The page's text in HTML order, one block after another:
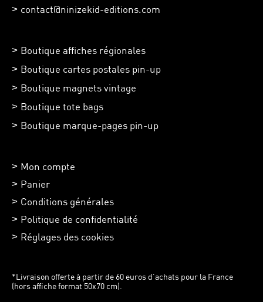
contact@ninizekid-editions.com
Boutique affiches régionales
Boutique cartes postales pin-up
Boutique magnets vintage
Boutique tote bags
Boutique marque-pages pin-up
Mon compte
Panier
Conditions générales
Politique de confidentialité
Réglages des cookies
*Livraison offerte à partir de 60 euros d’achats pour la France
(hors affiche format 50x70 cm).